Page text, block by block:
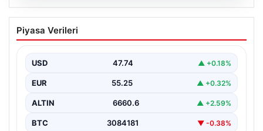
07.08.2026
Enflasyon verileri ne zaman
açıklanacak? 2026 TÜİK mart ayı
Piyasa Verileri
USD 47.74 ▲ +0.18%
EUR 55.25 ▲ +0.32%
ALTIN 6660.6 ▲ +2.59%
BTC 3084181 ▼ -0.38%